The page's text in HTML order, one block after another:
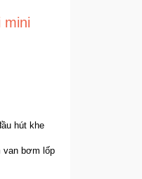
mini
hút khe
van bơm lốp